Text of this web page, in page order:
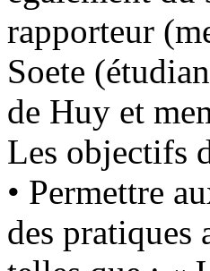
rapporteur
Soete
de Huy et
Les objectifs
• Permettre
des pratiques